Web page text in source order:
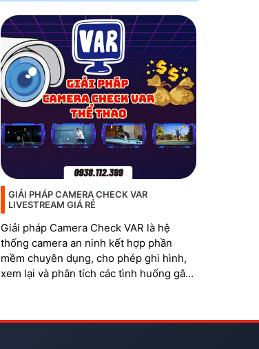
GIẢI PHÁP CAMERA CHECK VAR
LIVESTREAM GIÁ RẺ
Giải pháp Camera Check VAR là hệ
thống camera an ninh kết hợp phần
mềm chuyên dụng, cho phép ghi hình,
xem lại và phân tích các tình huống gây
như bóng đá mini, cầu lông, bida,